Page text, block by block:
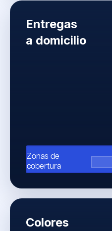
Entregas
a domicilio
Zonas de
cobertura
Colores